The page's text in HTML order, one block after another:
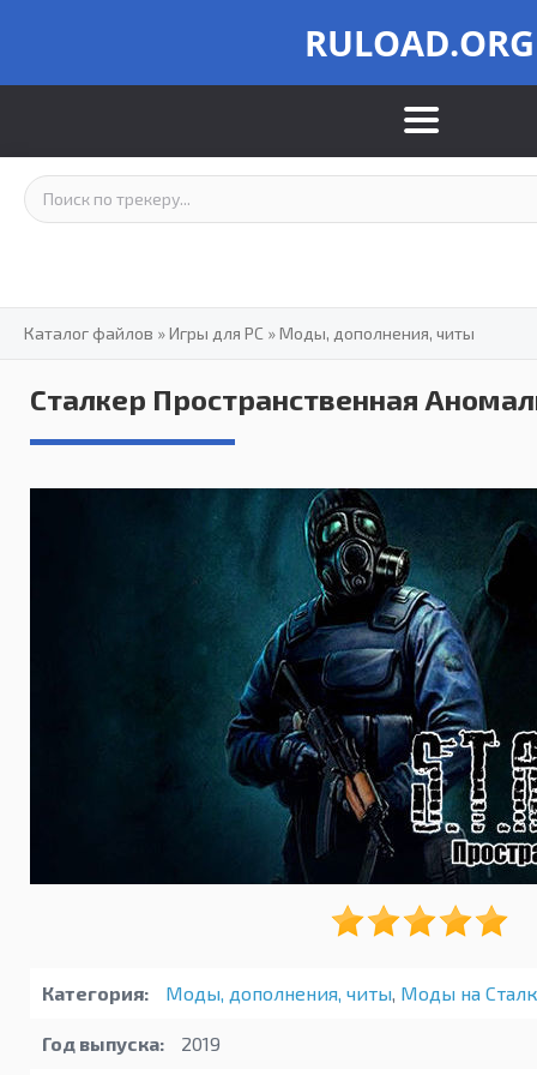
RULOAD.ORG
Каталог файлов »Игры для PC »Моды, дополнения, читы
Сталкер Пространственная
Категория: Моды, дополнения, читы, Моды на
Год выпуска: 2019